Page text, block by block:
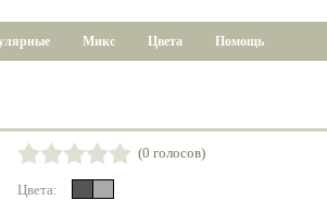
Микс Цвета Помощь
(0 голосов)
Цвета: